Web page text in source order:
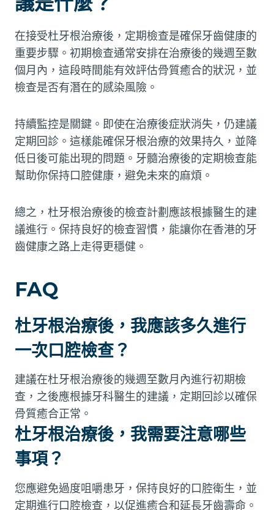
在接受杜牙根治療後，定期檢查是確保牙齒健康的
重要步驟。初期檢查通常安排在治療後的幾週至數
個月內，這段時間能有效評估骨質癒合的狀況，並
檢查是否有潛在的感染風險。
持續監控是關鍵。即使在治療後症狀消失，仍建議
定期回診。這樣能確保牙根治療的效果持久，並降
低日後可能出現的問題。牙髓治療後的定期檢查能
幫助你保持口腔健康，避免未來的麻煩。
總之，杜牙根治療後的檢查計劃應該根據醫生的建
議進行。保持良好的檢查習慣，能讓你在香港的牙
齒健康之路上走得更穩健。
FAQ
杜牙根治療後，我應該多久進行
一次口腔檢查？
建議在杜牙根治療後的幾週至數月內進行初期檢
查，之後應根據牙科醫生的建議，定期回診以確保
骨質癒合正常。
杜牙根治療後，我需要注意哪些
事項？
您應避免過度咀嚼患牙，保持良好的口腔衛生，並
定期進行口腔檢查，以促進癒合和延長牙齒壽命。